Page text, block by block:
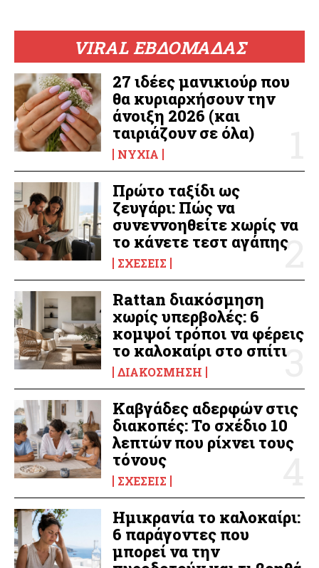
VIRAL ΕΒΔΟΜΑΔΑΣ
27 ιδέες μανικιούρ που
θα κυριαρχήσουν την
άνοιξη 2026 (και
ταιριάζουν σε όλα)
ΝΎΧΙΑ
Πρώτο ταξίδι ως
ζευγάρι: Πώς να
συνεννοηθείτε χωρίς να
το κάνετε τεστ αγάπης
ΣΧΈΣΕΙΣ
Rattan διακόσμηση
χωρίς υπερβολές: 6
κομψοί τρόποι να φέρεις
το καλοκαίρι στο σπίτι
ΔΙΑΚΌΣΜΗΣΗ
Καβγάδες αδερφών στις
διακοπές: Το σχέδιο 10
λεπτών που ρίχνει τους
τόνους
ΣΧΈΣΕΙΣ
Ημικρανία το καλοκαίρι:
6 παράγοντες που
μπορεί να την